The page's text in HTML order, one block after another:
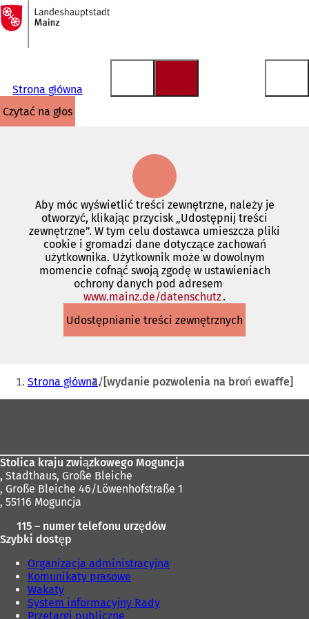
Przejdź do treści
Do
strony
głównej
Strona główna
czytać na głos
Aby móc wyświetlić treści zewnętrzne, należy je
otworzyć, klikając przycisk „Udostępnij treści
zewnętrzne”. W tym celu dostawca umieszcza pliki
cookie i gromadzi dane dotyczące zachowań
użytkownika. Użytkownik może w dowolnym
momencie cofnąć swoją zgodę w ustawieniach
ochrony danych pod adresem
www.mainz.de/datenschutz(Otwiera
w
nowej
.
Udostępnianie treści zewnętrznych
Jesteś
tutaj:
Strona główna [wydanie pozwolenia na broń ewaffe]
Stolica kraju związkowego Moguncja
, Stadthaus, Große Bleiche
, Große Bleiche 46/Löwenhofstraße 1
, 55116 Moguncja
115 – numer telefonu urzędów
Szybki dostęp
Organizacja administracyjna
Komunikaty prasowe
Wakaty
System informacyjny Rady
Przetargi publiczne